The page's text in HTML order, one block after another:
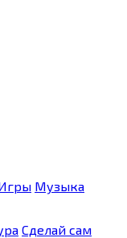
Музыка
Сделай сам